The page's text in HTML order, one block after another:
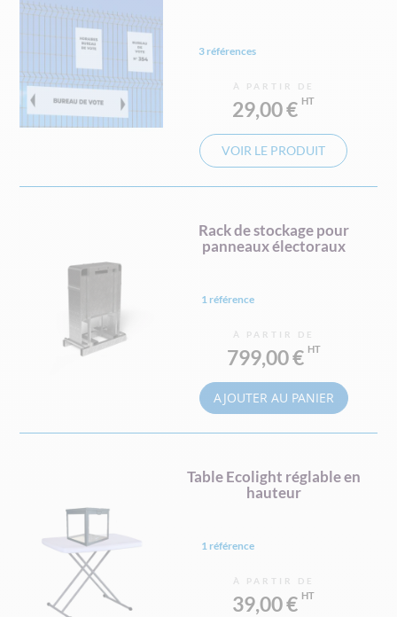
3 références
À PARTIR DE
29,00 €
VOIR LE PRODUIT
Rack de stockage pour
panneaux électoraux
1 référence
À PARTIR DE
799,00 €
AJOUTER AU PANIER
Table Ecolight réglable en
hauteur
1 référence
À PARTIR DE
39,00 €